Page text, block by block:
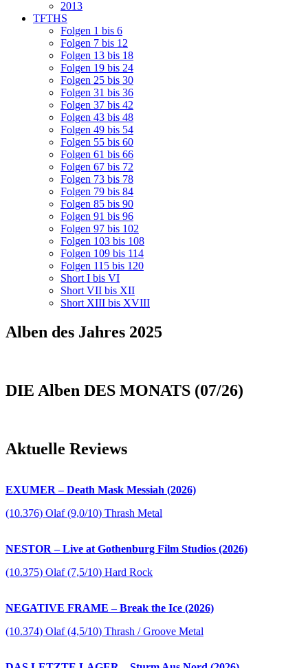
2013
TFTHS
Folgen 1 bis 6
Folgen 7 bis 12
Folgen 13 bis 18
Folgen 19 bis 24
Folgen 25 bis 30
Folgen 31 bis 36
Folgen 37 bis 42
Folgen 43 bis 48
Folgen 49 bis 54
Folgen 55 bis 60
Folgen 61 bis 66
Folgen 67 bis 72
Folgen 73 bis 78
Folgen 79 bis 84
Folgen 85 bis 90
Folgen 91 bis 96
Folgen 97 bis 102
Folgen 103 bis 108
Folgen 109 bis 114
Folgen 115 bis 120
Short I bis VI
Short VII bis XII
Short XIII bis XVIII
Alben des Jahres 2025
DIE Alben DES MONATS (07/26)
Aktuelle Reviews
EXUMER – Death Mask Messiah (2026)
(10.376) Olaf (9,0/10) Thrash Metal
NESTOR – Live at Gothenburg Film Studios (2026)
(10.375) Olaf (7,5/10) Hard Rock
NEGATIVE FRAME – Break the Ice (2026)
(10.374) Olaf (4,5/10) Thrash / Groove Metal